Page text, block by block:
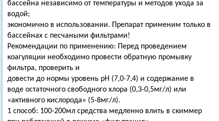
бассейна независимо от температуры и методов ухода за
водой;
экономично в использовании. Препарат применим только в
бассейнах с песчаными фильтрами!
Рекомендации по применению: Перед проведением
коагуляции необходимо провести обратную промывку
фильтра, проверить и
довести до нормы уровень рН (7,0-7,4) и содержание в
воде остаточного свободного хлора (0,3-0,5мг/л) или
«активного кислорода» (5-8мг/л).
1 способ: 100-200мл средства медленно влить в скиммер